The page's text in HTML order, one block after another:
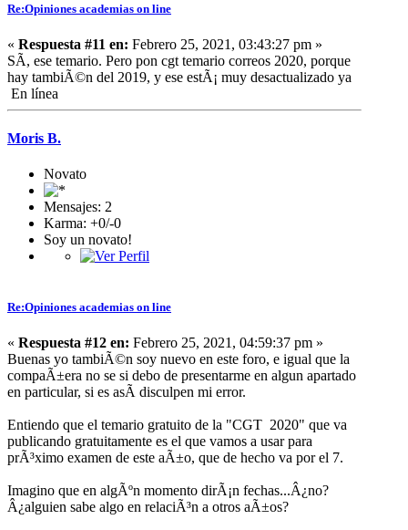
Re:Opiniones academias on line
« Respuesta #11 en: Febrero 25, 2021, 03:43:27 pm »
SÃ­, ese temario. Pero pon cgt temario correos 2020, porque
hay tambiÃ©n del 2019, y ese estÃ¡ muy desactualizado ya
En línea
Moris B.
Novato
Mensajes: 2
Karma: +0/-0
Soy un novato!
Re:Opiniones academias on line
« Respuesta #12 en: Febrero 25, 2021, 04:59:37 pm »
Buenas yo tambiÃ©n soy nuevo en este foro, e igual que la
compaÃ±era no se si debo de presentarme en algun apartado
en particular, si es asÃ­ disculpen mi error.
Entiendo que el temario gratuito de la "CGT 2020" que va
publicando gratuitamente es el que vamos a usar para
prÃ³ximo examen de este aÃ±o, que de hecho va por el 7.
Imagino que en algÃºn momento dirÃ¡n fechas...Â¿no?
Â¿alguien sabe algo en relaciÃ³n a otros aÃ±os?